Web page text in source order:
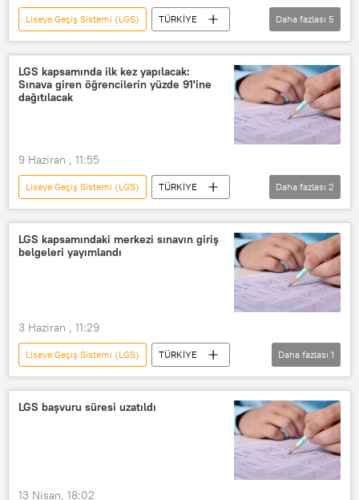
Liseye Geçiş Sistemi (LGS)
TÜRKİYE
LGS
Avustralya
Milli Takım
TBMM
Dünya Kupası
Daha fazlası 5
LGS kapsamında ilk kez yapılacak:
Sınava giren öğrencilerin yüzde 91'ine
dağıtılacak
9 Haziran , 11:55
Liseye Geçiş Sistemi (LGS)
TÜRKİYE
Milli Eğitim Bakanlığı (MEB)
Beslenme
Daha fazlası 2
LGS kapsamındaki merkezi sınavın giriş
belgeleri yayımlandı
3 Haziran , 11:29
Liseye Geçiş Sistemi (LGS)
TÜRKİYE
Milli Eğitim Bakanlığı (MEB)
Daha fazlası 1
LGS başvuru süresi uzatıldı
13 Nisan, 18:02